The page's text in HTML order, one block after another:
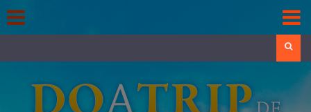
to
content